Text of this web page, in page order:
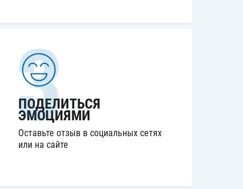
3
ПОДЕЛИТЬСЯ
ЭМОЦИЯМИ
Оставьте отзыв в социальных сетях
или на сайте